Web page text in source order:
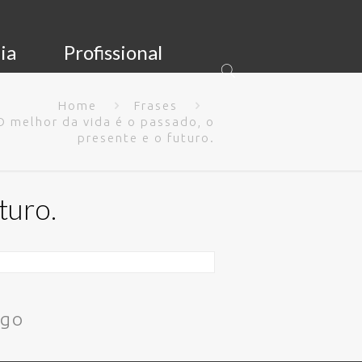
Profissional
Home
Frases
melhor da vida é o passado, o
presente e o futuro.